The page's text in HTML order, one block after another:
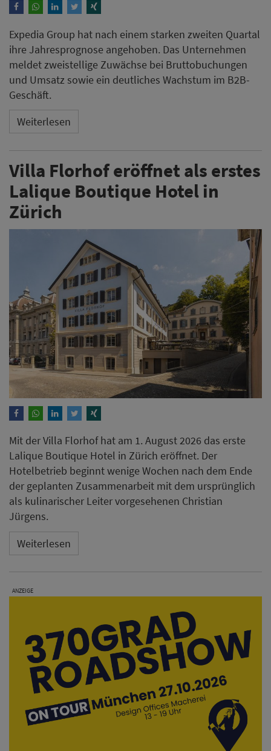
Expedia Group hat nach einem starken zweiten Quartal
ihre Jahresprognose angehoben. Das Unternehmen
meldet zweistellige Zuwächse bei Bruttobuchungen
und Umsatz sowie ein deutliches Wachstum im B2B-
Geschäft.
Weiterlesen
Villa Florhof eröffnet als erstes
Lalique Boutique Hotel in
Zürich
Mit der Villa Florhof hat am 1. August 2026 das erste
Lalique Boutique Hotel in Zürich eröffnet. Der
Hotelbetrieb beginnt wenige Wochen nach dem Ende
der geplanten Zusammenarbeit mit dem ursprünglich
als kulinarischer Leiter vorgesehenen Christian
Jürgens.
Weiterlesen
ANZEIGE